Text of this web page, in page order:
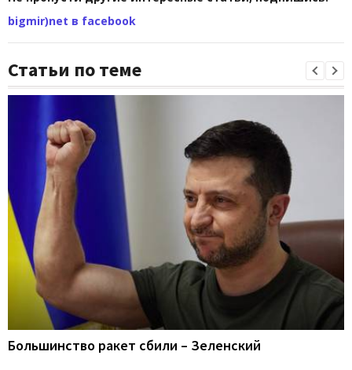
bigmir)net в facebook
Статьи по теме
Большинство ракет сбили – Зеленский